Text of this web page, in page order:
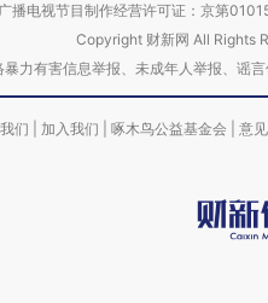
广播电视节目制作经营许可证：京第
Copyright 财新网 All Rights
暴力有害信息举报、未成年人举报、
们 加入我们 啄木鸟公益基金会 意